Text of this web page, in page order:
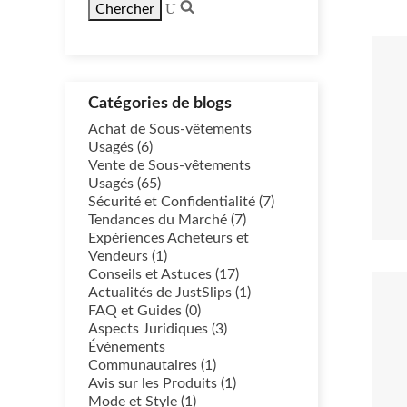
Catégories de blogs
Achat de Sous-vêtements
Usagés (6)
Vente de Sous-vêtements
Usagés (65)
Sécurité et Confidentialité (7)
Tendances du Marché (7)
Expériences Acheteurs et
Vendeurs (1)
Conseils et Astuces (17)
Actualités de JustSlips (1)
FAQ et Guides (0)
Aspects Juridiques (3)
Événements
Communautaires (1)
Avis sur les Produits (1)
Mode et Style (1)